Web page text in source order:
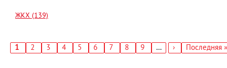
ЖКХ (139)
Текущая
1 Страница
2 Страница
3 Страница
4 Страница
5 Страница
6 Страница
7 Страница
8 Страница
9 …
Следующая
›
Последняя
Последняя »